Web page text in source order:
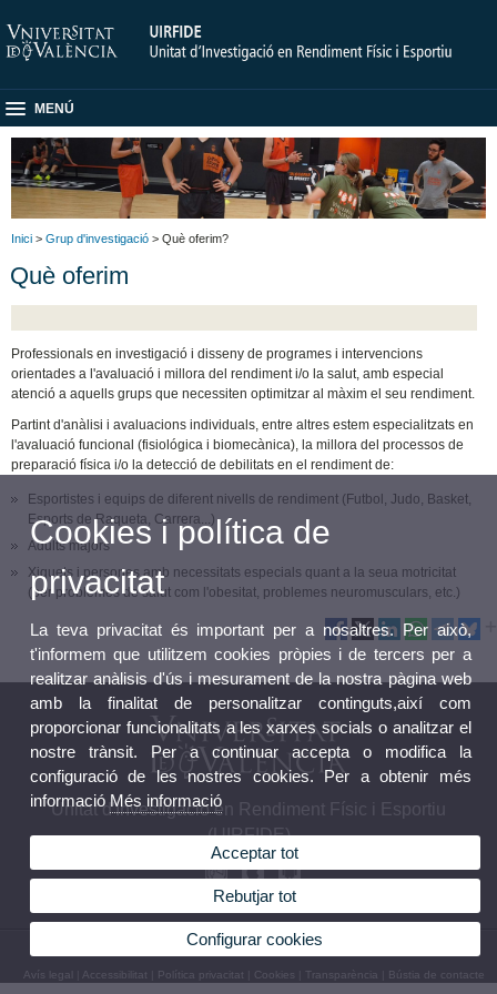
MENÚ
Inici > Grup d'investigació > Què oferim?
Què oferim
Professionals en investigació i disseny de programes i intervencions
orientades a l'avaluació i millora del rendiment i/o la salut, amb especial
atenció a aquells grups que necessiten optimitzar al màxim el seu rendiment.
Partint d'anàlisi i avaluacions individuals, entre altres estem especialitzats en
l'avaluació funcional (fisiológica i biomecànica), la millora del processos de
preparació física i/o la detecció de debilitats en el rendiment de:
Esportistes i equips de diferent nivells de rendiment (Futbol, Judo, Basket,
Esports de Raqueta, Carrera...)
Adults majors
Xiquets i persones amb necessitats especials quant a la seua motricitat
(per problemes de salut com l'obesitat, problemes neuromusculars, etc.)
Unitat d'Investigació en Rendiment Físic i Esportiu
(UIRFIDE)
© 2026 UV. - C/ Gascó Oliag, 3, 46010 València. Tel. 963 864 373
Avís legal Accessibilitat Política privacitat Cookies Transparència Bústia de contacte
Cookies i política de
privacitat
La teva privacitat és important per a nosaltres. Per això,
t'informem que utilitzem cookies pròpies i de tercers per a
realitzar anàlisis d'ús i mesurament de la nostra pàgina web
amb la finalitat de personalitzar continguts,així com
proporcionar funcionalitats a les xarxes socials o analitzar el
nostre trànsit. Per a continuar accepta o modifica la
configuració de les nostres cookies. Per a obtenir més
informació Més informació
Acceptar tot
Rebutjar tot
Configurar cookies